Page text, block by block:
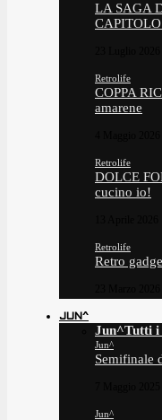
LA SAGA
CAPITOLO
Retrolife
COPPA
amarene
Retrolife
DOLCE
cucino io!
Retrolife
Retro
JUN^
Jun^Tutti i
Jun^
Semifinale
Jun^